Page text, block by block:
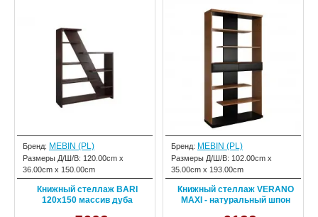
Бренд: MEBIN (PL)
Размеры Д/Ш/В: 120.00cm x
36.00cm x 150.00cm
Книжный стеллаж BARI
120х150 массив дуба
Бренд: MEBIN (PL)
Размеры Д/Ш/В: 102.00cm x
35.00cm x 193.00cm
Книжный стеллаж VERANO
MAXI - натуральный шпон